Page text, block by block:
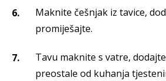
Maknite češnjak iz tavice,
promiješajte.
Tavu maknite s vatre,
preostale od kuhanja